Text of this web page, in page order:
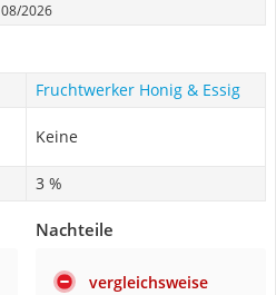
08/2026
Fruchtwerker Honig & Essig
Keine
3 %
Nachteile
vergleichsweise